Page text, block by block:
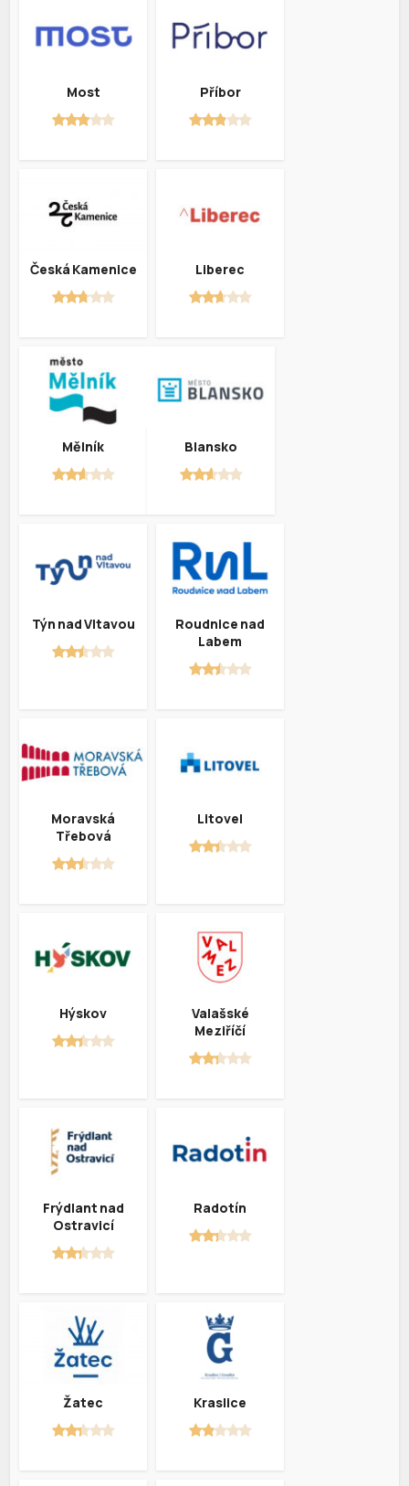
Most Příbor
Česká Kamenice Liberec
Mělník Blansko
Týn nad Vltavou
Roudnice nad
Labem
Moravská
Třebová
Litovel
Hýskov
Valašské
Meziříčí
Frýdlant nad
Ostravicí
Radotín
Žatec Kraslice